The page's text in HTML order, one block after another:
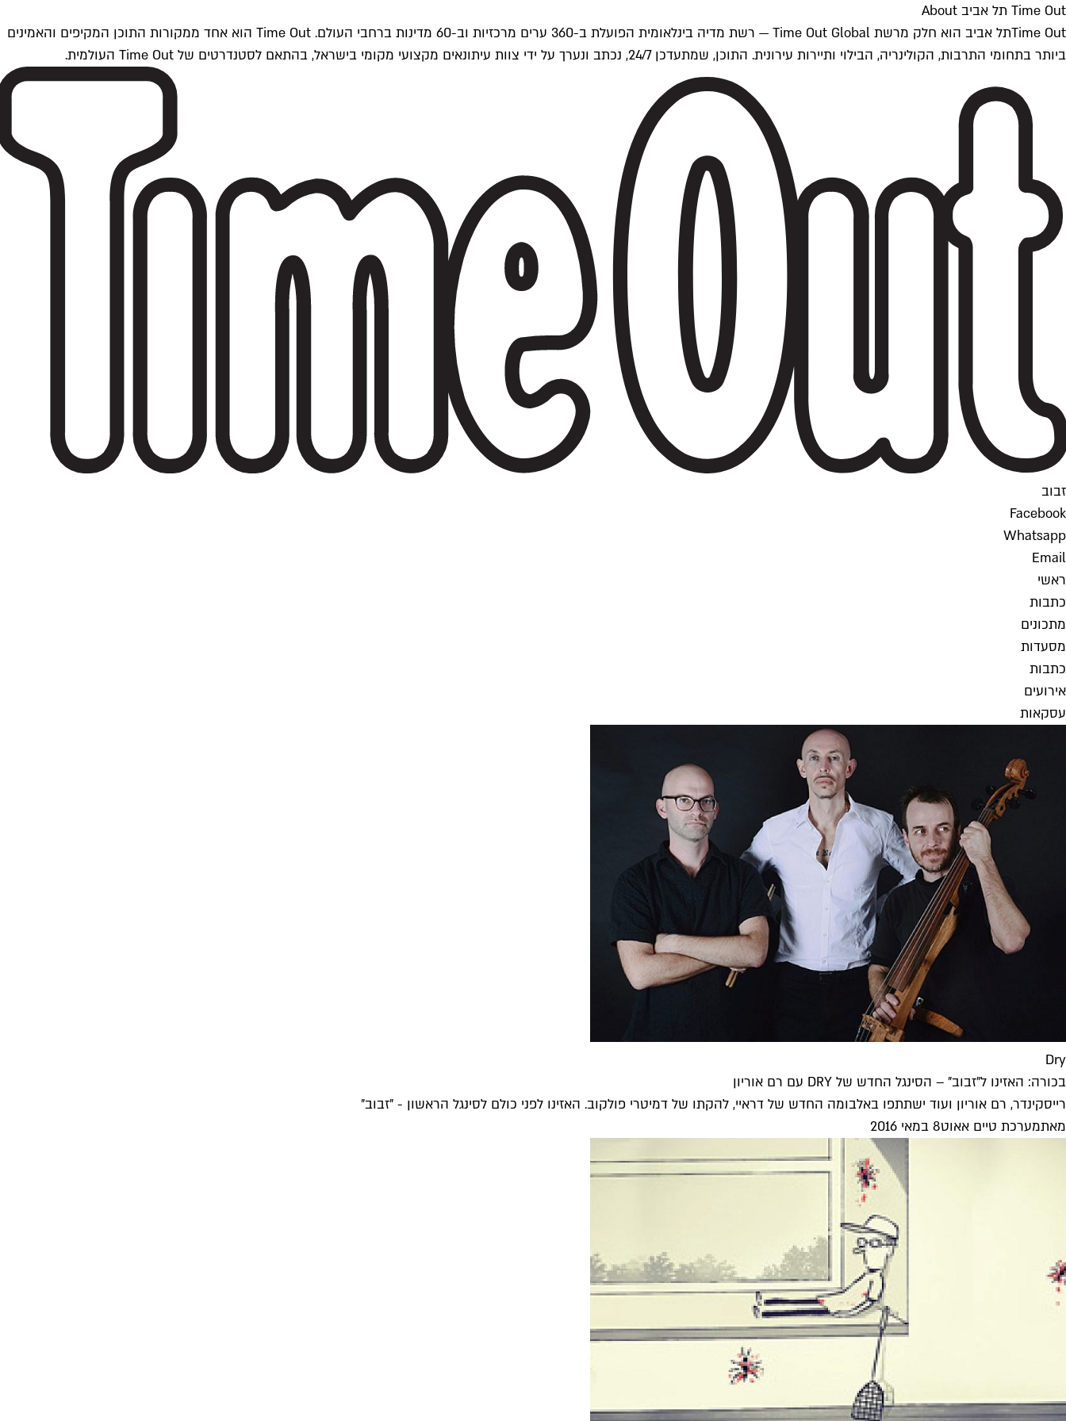
Time Out תל אביב About
Time Outתל אביב הוא חלק מרשת Time Out Global — רשת מדיה בינלאומית הפועלת ב-360 ערים מרכזיות וב-60 מדינות ברחבי העולם. Time Out הוא אחד ממקורות התוכן המקיפים והאמינים
ביותר בתחומי התרבות, הקולינריה, הבילוי ותיירות עירונית. התוכן, שמתעדכן 24/7, נכתב ונערך על ידי צוות עיתונאים מקצועי מקומי בישראל, בהתאם לסטנדרטים של Time Out העולמית.
זבוב
Facebook
Whatsapp
Email
ראשי
כתבות
מתכונים
מסעדות
כתבות
אירועים
עסקאות
Dry
בכורה: האזינו ל"זבוב" – הסינגל החדש של DRY עם רם אוריון
רייסקינדר, רם אוריון ועוד ישתתפו באלבומה החדש של דראיי, להקתו של דמיטרי פולקוב. האזינו לפני כולם לסינגל הראשון - "זבוב"
מאתמערכת טיים אאוט8 במאי 2016